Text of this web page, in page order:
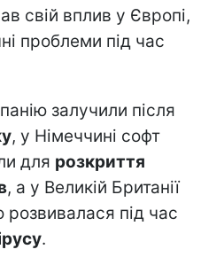
свій вплив у Європі,
проблеми під час
залучили після
, у Німеччині софт
для розкриття
, а у Великій Британії
розвивалася під час
.